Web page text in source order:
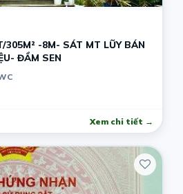
305M² -8M- SÁT MT LŨY BÁN
ĐẦM SEN
Xem chi tiết →